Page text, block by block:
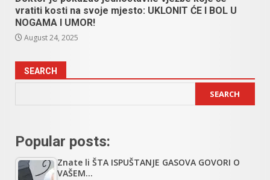
vratiti kosti na svoje mjesto: UKLONIT ĆE I BOL U
NOGAMA I UMOR!
August 24, 2025
SEARCH
SEARCH
Popular posts:
Znate li ŠTA ISPUŠTANJE GASOVA GOVORI O
VAŠEM…